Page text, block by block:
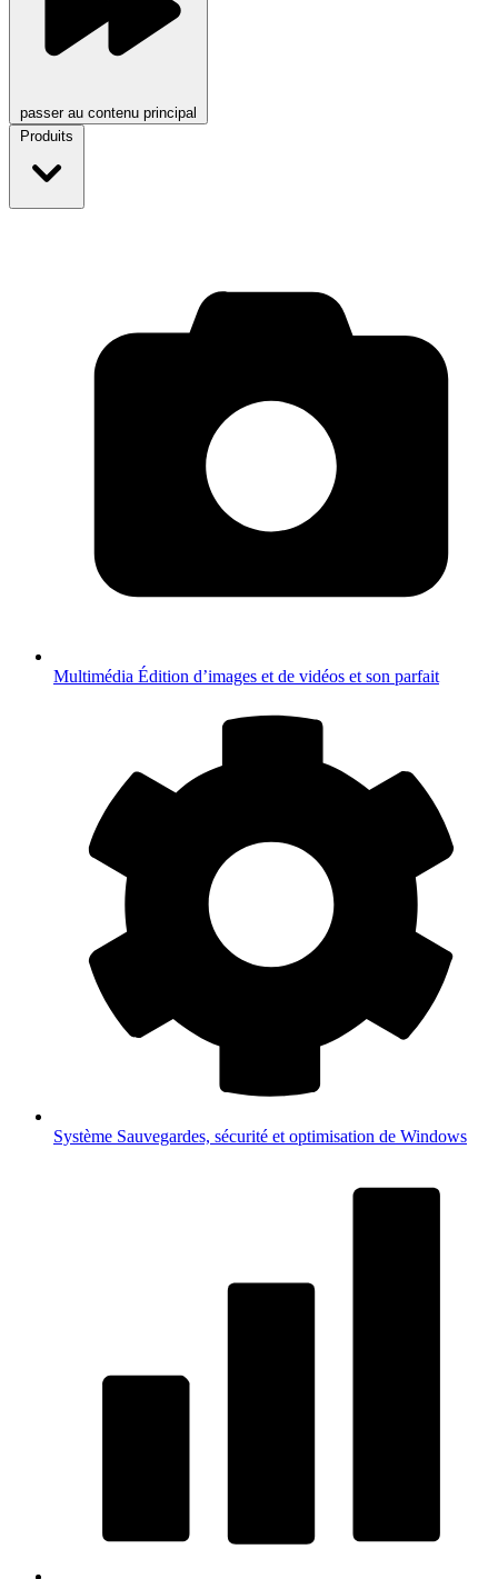
passer au contenu principal
Produits
Multimédia Édition d’images et de vidéos et son parfait
Système Sauvegardes, sécurité et optimisation de Windows